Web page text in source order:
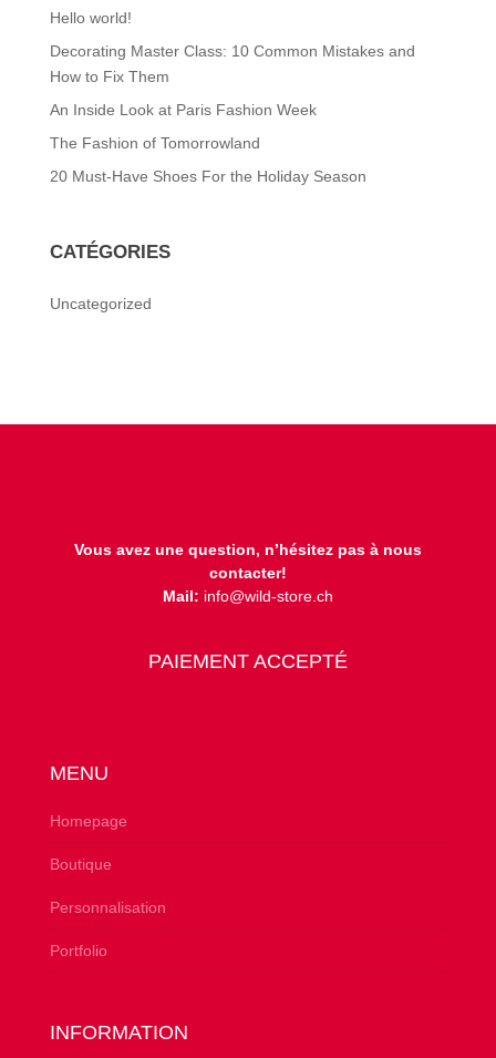
Hello world!
Decorating Master Class: 10 Common Mistakes and
How to Fix Them
An Inside Look at Paris Fashion Week
The Fashion of Tomorrowland
20 Must-Have Shoes For the Holiday Season
CATÉGORIES
Uncategorized
Vous avez une question, n’hésitez pas à nous
contacter!
Mail: info@wild-store.ch
PAIEMENT ACCEPTÉ
MENU
Homepage
Boutique
Personnalisation
Portfolio
INFORMATION